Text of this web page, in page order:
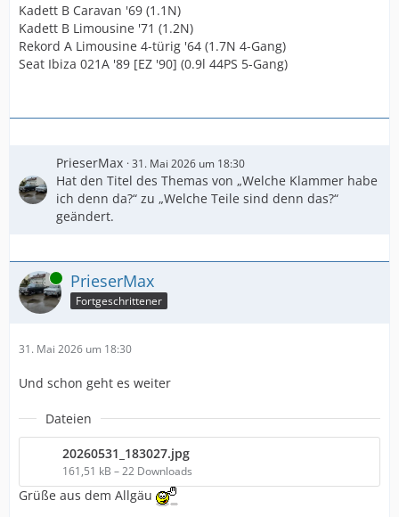
Kadett B Caravan '69 (1.1N)
Kadett B Limousine '71 (1.2N)
Rekord A Limousine 4-türig '64 (1.7N 4-Gang)
Seat Ibiza 021A '89 [EZ '90] (0.9l 44PS 5-Gang)
PrieserMax 31. Mai 2026 um 18:30
Hat den Titel des Themas von „Welche Klammer habe
ich denn da?“ zu „Welche Teile sind denn das?“
geändert.
Online PrieserMax
Fortgeschrittener
31. Mai 2026 um 18:30
Und schon geht es weiter
Dateien
20260531_183027.jpg
161,51 kB – 22 Downloads
Grüße aus dem Allgäu